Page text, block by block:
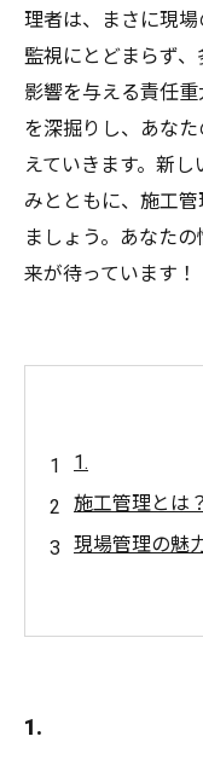
理者は、まさに現
監視にとどまらず
影響を与える責任
を深掘りし、あな
えていきます。新
みとともに、施工
ましょう。あなた
来が待っています！
1.
施工管理とは
現場管理の魅
キャリアの可
1.